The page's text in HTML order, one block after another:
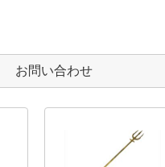
お問い合わせ